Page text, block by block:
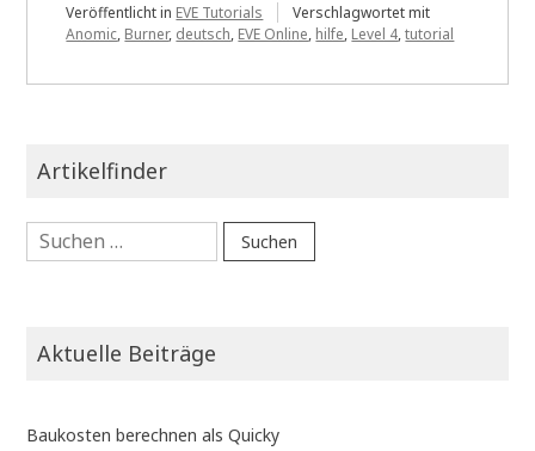
Veröffentlicht in EVE Tutorials
Verschlagwortet mit
Anomic, Burner, deutsch, EVE Online, hilfe, Level 4,tutorial
Artikelfinder
Suchen
nach:
Aktuelle Beiträge
Baukosten berechnen als Quicky